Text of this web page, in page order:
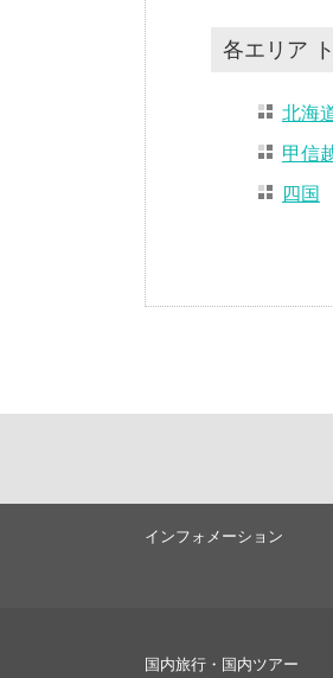
各エリア
北海
甲信
四国
インフォメーション
国内旅行・国内ツアー